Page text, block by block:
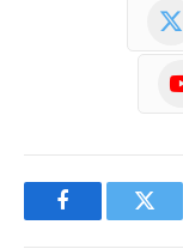
Facebook